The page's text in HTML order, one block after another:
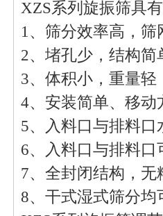
XZS系列旋振筛具
1、筛分效率高，筛
2、堵孔少，结构简
3、体积小，重量轻
4、安装简单、移动
5、入料口与排料
6、入料口与排料口
7、全封闭结构，无
8、干式湿式筛分